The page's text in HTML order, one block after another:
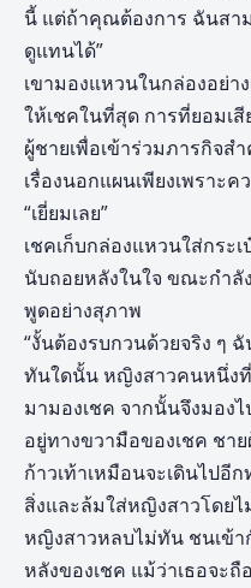
นี้ แต่ถ้าคุณต้องการ ฉันสา
ดูแทนได้”
เขามองแหวนในกล่องอย่า
ให้เชคในที่สุด การที่ยอมเ
ผู้ชายเพื่อเข้าร่วมภารกิจ
เรื่องนอกแผนเพียงเพราะค
“เยี่ยมเลย”
เชคเก็บกล่องแหวนใส่กระเ
นับถอยหลังในใจ ขณะกำลั
พูดอย่างสุภาพ
“งั้นต้องรบกวนด้วยจริง ๆ
ทันใดนั้น หญิงสาวคนหนึ่ง
มามองเชค จากนั้นจึงมอง
อยู่ทางขวามือของเชค ชา
ก้าวเท้าเหมือนจะเดินไปอี
สิ่งและล้มใส่หญิงสาวโดยไ
หญิงสาวหลบไม่ทัน ชนเข้
หลังของเชค แม้ว่าเธอจะ